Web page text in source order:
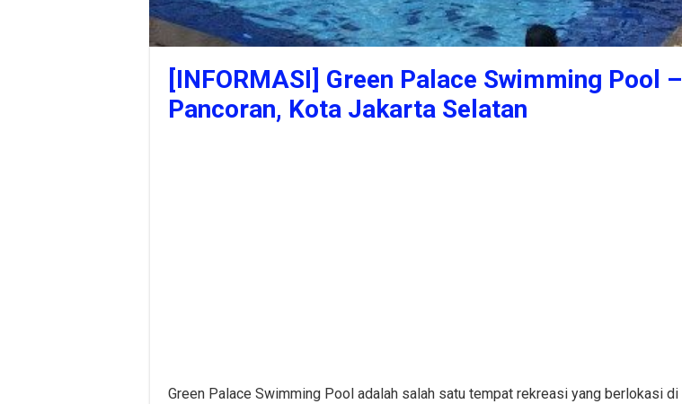
[INFORMASI] Green Palace Swimming Pool –
Pancoran, Kota Jakarta Selatan
Green Palace Swimming Pool adalah salah satu tempat rekreasi yang berlokasi di